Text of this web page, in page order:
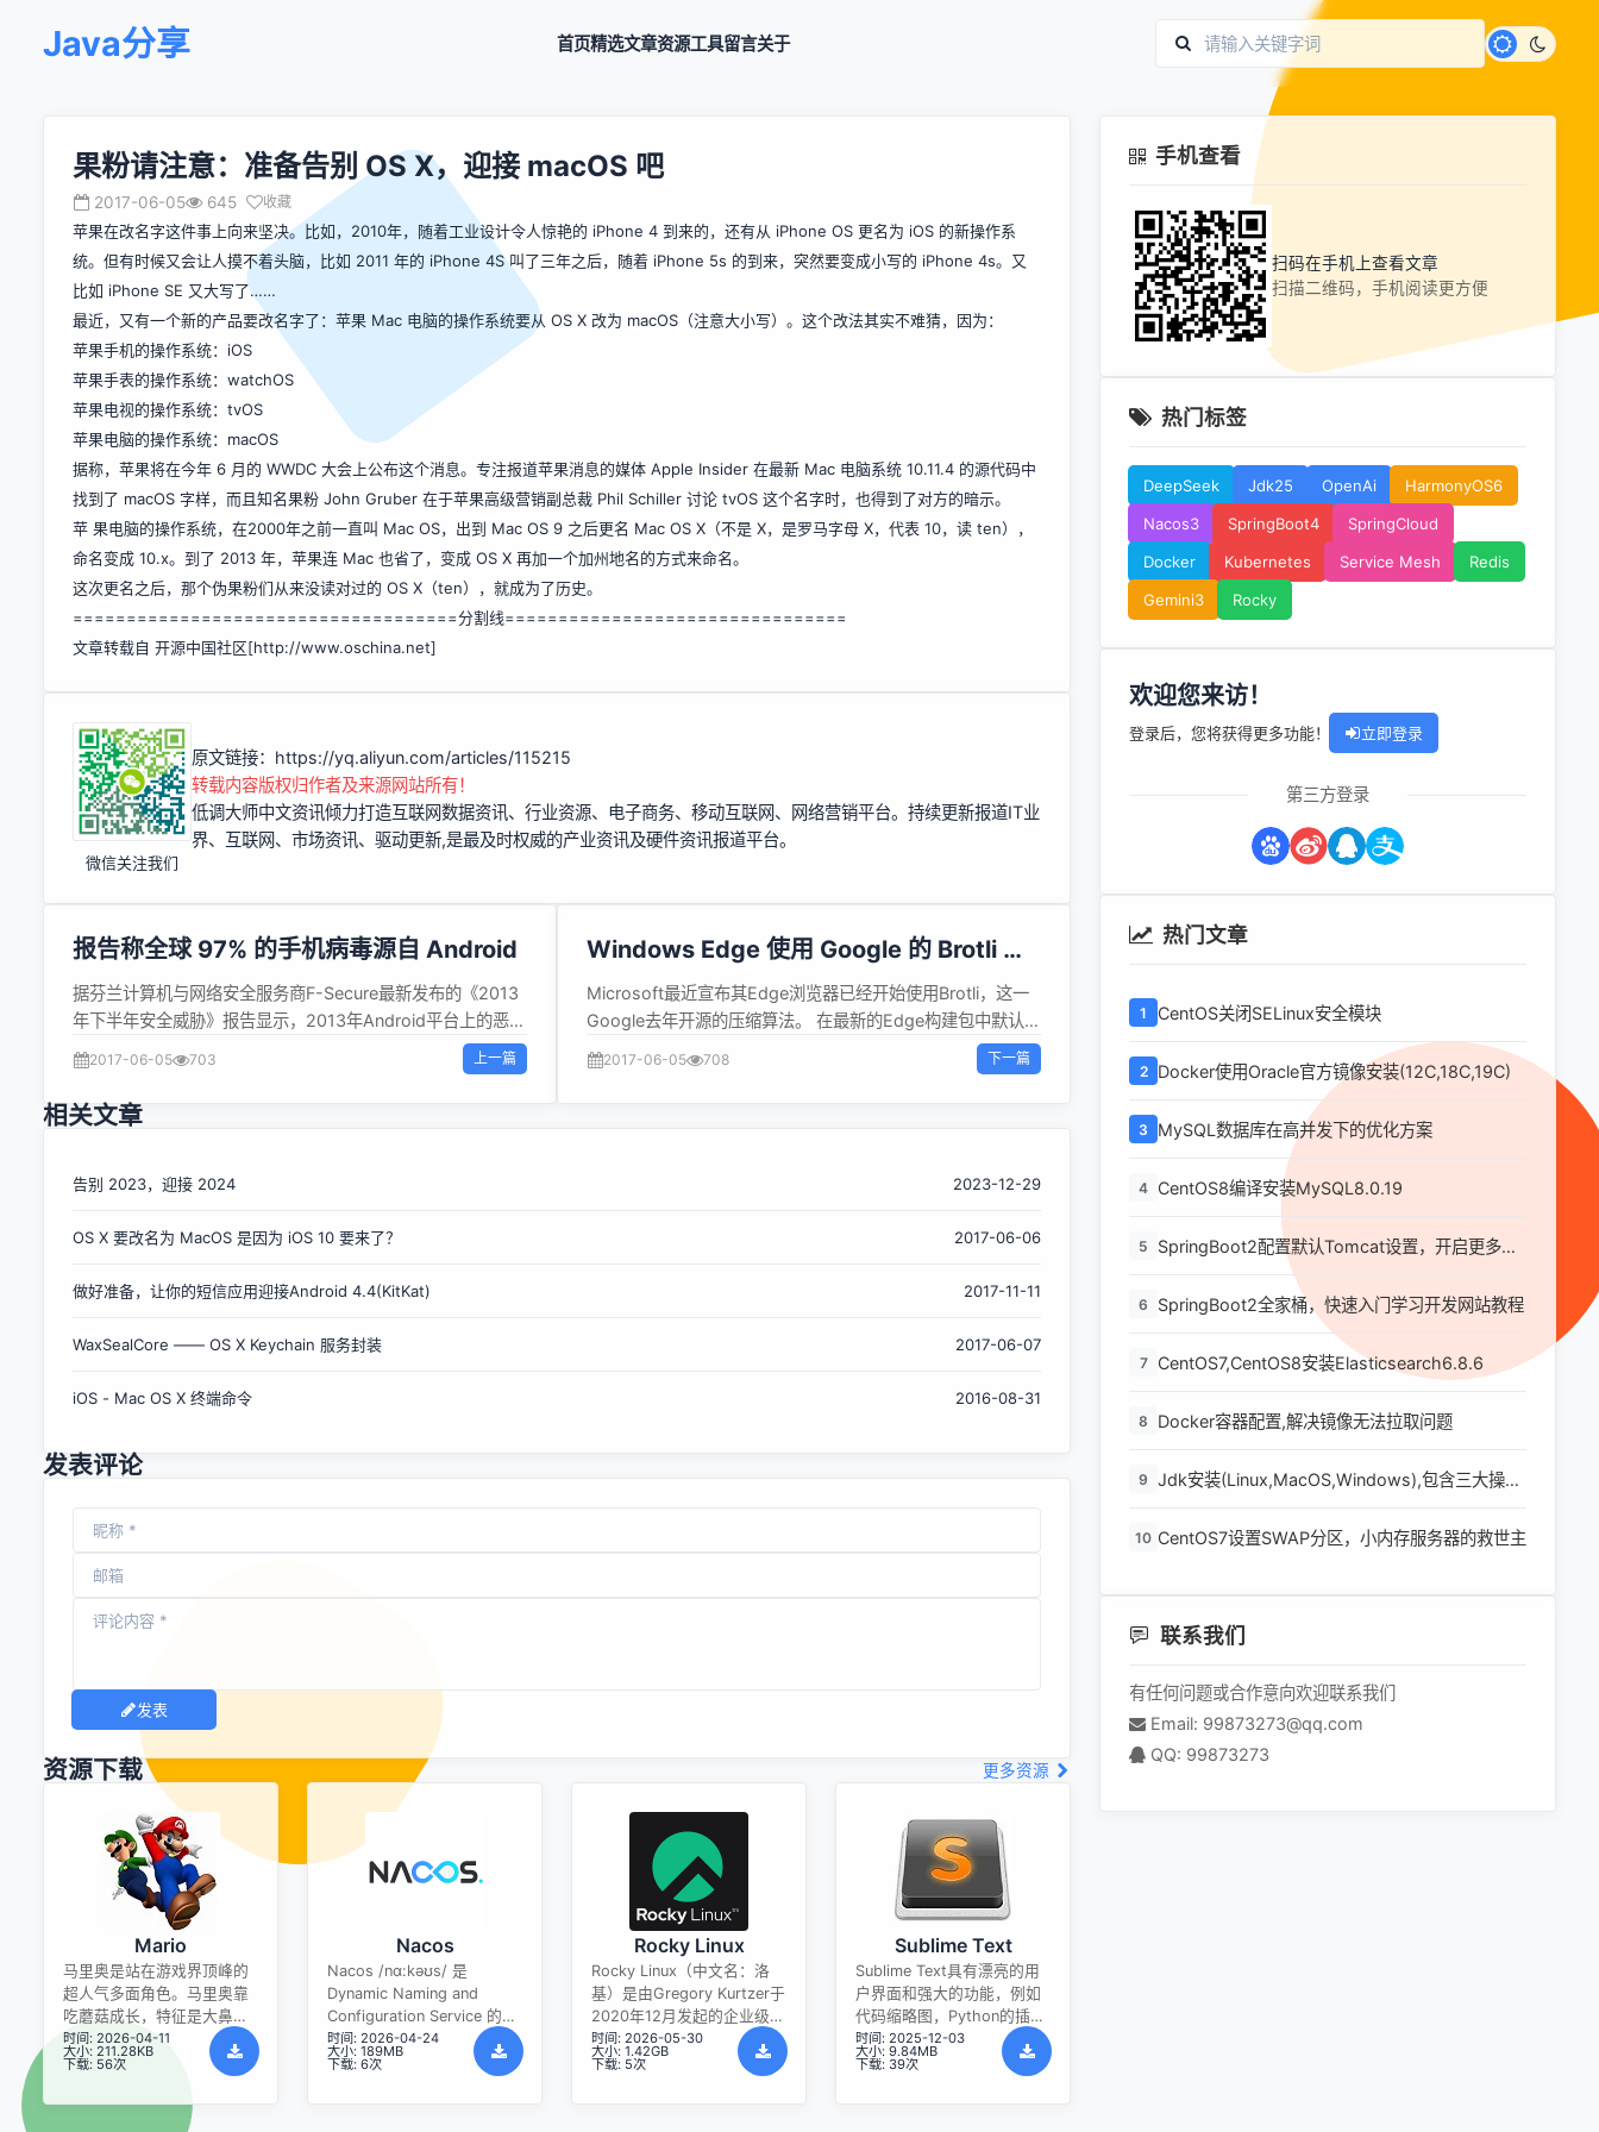
Java分享 首页精选文章资源工具留言关于
果粉请注意：准备告别 OS X，迎接 macOS 吧
2017-06-05 645 收藏
苹果在改名字这件事上向来坚决。比如，2010年，随着工业设计令人惊艳的 iPhone 4 到来的，还有从 iPhone OS 更名为 iOS 的新操作系
统。但有时候又会让人摸不着头脑，比如 2011 年的 iPhone 4S 叫了三年之后，随着 iPhone 5s 的到来，突然要变成小写的 iPhone 4s。又
比如 iPhone SE 又大写了……
最近，又有一个新的产品要改名字了：苹果 Mac 电脑的操作系统要从 OS X 改为 macOS（注意大小写）。这个改法其实不难猜，因为：
苹果手机的操作系统：iOS
苹果手表的操作系统：watchOS
苹果电视的操作系统：tvOS
苹果电脑的操作系统：macOS
据称，苹果将在今年 6 月的 WWDC 大会上公布这个消息。专注报道苹果消息的媒体 Apple Insider 在最新 Mac 电脑系统 10.11.4 的源代码中
找到了 macOS 字样，而且知名果粉 John Gruber 在于苹果高级营销副总裁 Phil Schiller 讨论 tvOS 这个名字时，也得到了对方的暗示。
苹 果电脑的操作系统，在2000年之前一直叫 Mac OS，出到 Mac OS 9 之后更名 Mac OS X（不是 X，是罗马字母 X，代表 10，读 ten），
命名变成 10.x。到了 2013 年，苹果连 Mac 也省了，变成 OS X 再加一个加州地名的方式来命名。
这次更名之后，那个伪果粉们从来没读对过的 OS X（ten），就成为了历史。
====================================分割线================================
文章转载自 开源中国社区[http://www.oschina.net]
微信关注我们
原文链接： https://yq.aliyun.com/articles/115215
转载内容版权归作者及来源网站所有！
低调大师中文资讯倾力打造互联网数据资讯、行业资源、电子商务、移动互联网、网络营销平台。持续更新报道IT业
界、互联网、市场资讯、驱动更新,是最及时权威的产业资讯及硬件资讯报道平台。
报告称全球 97% 的手机病毒源自 Android
据芬兰计算机与网络安全服务商F-Secure最新发布的《2013
年下半年安全威胁》报告显示，2013年Android平台上的恶意
软件数量占整体移动恶意软件数量的97%，而2012年的该比
例为79%。报告称，去年Android恶意软件数量从2012年的
238个增加到804个。除了Android和塞班外，F-Secure并未
在其他移动平台上发现新威胁。 在F-Secure去年下半年检测
印度的恶意软件数量占到了75%，前者为42%，后者为
个欧洲国家的Android恶意软件数量合计为15%。 报告指出，
用的安智、木蚂蚁、百度和优亿等四大应用商店监测样本中，
例最高的是Android159，33.3%的应用被视为恶意软件。而
这很可能是因为Google Play及时删除恶意程序所致。 文章转
2017-06-05 703 上一篇
Windows Edge 使用 Google 的 Brotli 压
缩算法
Microsoft最近宣布其Edge浏览器已经开始使用Brotli，这一
Google去年开源的压缩算法。 在最新的Edge构建包中默认是
启用Brotli的，用户可以通过Windows Insider Program预
览。Microsoft透露，该版本将在明年年初达到稳定状态。与
全新的数据格式，这使得它无法与Deflate兼容，但是却能保
缩率。Brotli看起来非常适合Web（例如Web资产的离线编码
己的Zopfli算法相比压缩率提升了20%到26%，与任何deflate
2017-06-05 708 下一篇
相关文章
告别 2023，迎接 2024 2023-12-29
OS X 要改名为 MacOS 是因为 iOS 10 要来了？ 2017-06-06
做好准备，让你的短信应用迎接Android 4.4(KitKat) 2017-11-11
WaxSealCore —— OS X Keychain 服务封装 2017-06-07
iOS - Mac OS X 终端命令 2016-08-31
发表评论
发表
资源下载 更多资源
Mario
马里奥是站在游戏界顶峰的
超人气多面角色。马里奥靠
吃蘑菇成长，特征是大鼻
子、头戴帽子、身穿背带
裤，还留着胡子。与他的双
担任任天堂的招牌角色。
时间: 2026-04-11
大小: 211.28KB
下载: 56次
Nacos
Nacos /nɑ:kəʊs/ 是
Dynamic Naming and
Configuration Service 的首
字母简称，一个易于构建 AI
Agent 应用的动态服务发
时间: 2026-04-24
大小: 189MB
下载: 6次
Rocky Linux
Rocky Linux（中文名：洛
基）是由Gregory Kurtzer于
2020年12月发起的企业级
Linux发行版，作为CentOS
稳定版停止维护后与
时间: 2026-05-30
大小: 1.42GB
下载: 5次
Sublime Text
Sublime Text具有漂亮的用
户界面和强大的功能，例如
代码缩略图，Python的插
件，代码段等。还可自定义
键绑定，菜单和工具栏。
时间: 2025-12-03
大小: 9.84MB
下载: 39次
手机查看
扫码在手机上查看文章
扫描二维码，手机阅读更方便
热门标签
DeepSeek Jdk25 OpenAi
HarmonyOS6
Nacos3
SpringBoot4
SpringCloud
Docker
Kubernetes Service Mesh
Redis
Gemini3
Rocky
欢迎您来访！
登录后，您将获得更多功能！ 立即登录
第三方登录
热门文章
1 CentOS关闭SELinux安全模块
2 Docker使用Oracle官方镜像安装(12C,18C,19C)
3 MySQL数据库在高并发下的优化方案
4 CentOS8编译安装MySQL8.0.19
5
SpringBoot2配置默认Tomcat设置，开启更多高
6 SpringBoot2全家桶，快速入门学习开发网站教程
7 CentOS7,CentOS8安装Elasticsearch6.8.6
8 Docker容器配置,解决镜像无法拉取问题
9 Jdk安装(Linux,MacOS,Windows),包含三大操作
10 CentOS7设置SWAP分区，小内存服务器的救世主
联系我们
有任何问题或合作意向欢迎联系我们
Email: 99873273@qq.com
QQ: 99873273